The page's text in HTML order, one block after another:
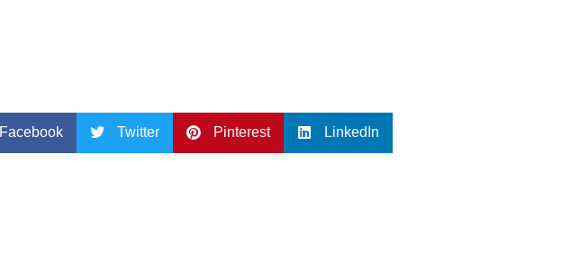
Facebook Twitter Pinterest LinkedIn